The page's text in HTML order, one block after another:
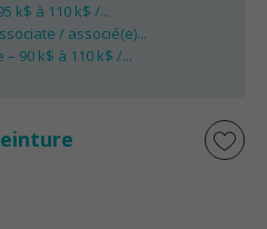
k$ à 110 k$ /...
/ associé(e)...
90 k$ à 110 k$ /...